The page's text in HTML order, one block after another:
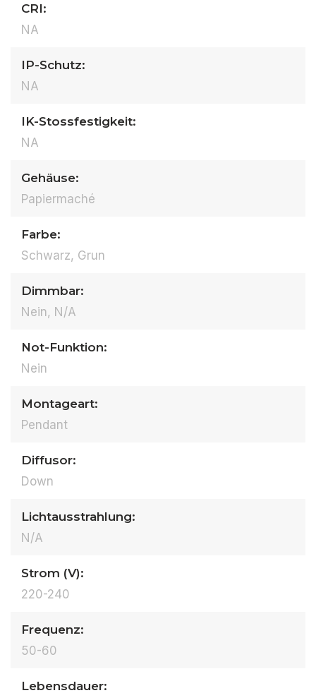
CRI:
NA
IP-Schutz:
NA
IK-Stossfestigkeit:
NA
Gehäuse:
Papiermaché
Farbe:
Schwarz, Grun
Dimmbar:
Nein, N/A
Not-Funktion:
Nein
Montageart:
Pendant
Diffusor:
Down
Lichtausstrahlung:
N/A
Strom (V):
220-240
Frequenz:
50-60
Lebensdauer: